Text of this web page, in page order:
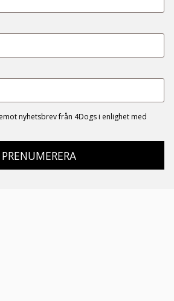
nyhetsbrev från 4Dogs i enlighet med
PRENUMERERA